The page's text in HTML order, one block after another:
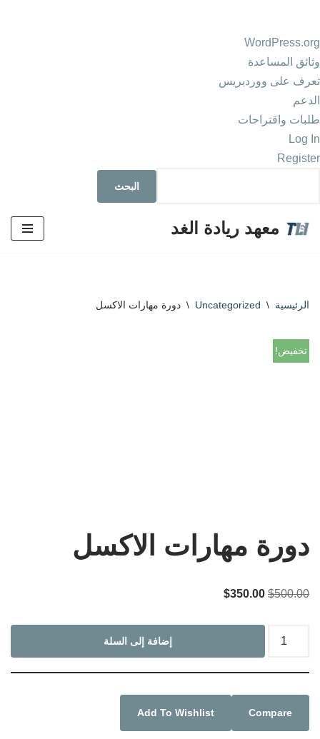
WordPress.org
وثائق المساعدة
تعرف على ووردبريس
الدعم
طلبات واقتراحات
Log In
Register
معهد ريادة الغد
الرئيسية \
Uncategorized
\ دورة مهارات الاكسل
تخفيض!
دورة مهارات الاكسل
$500.00
$350.00
إضافة إلى السلة
Compare
Add To Wishlist